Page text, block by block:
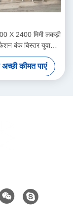
X 2400 मिमी लकड़ी
बंक बिस्तर युवा
के लिए अनुकूलन समर्थन
कीमत पाएं